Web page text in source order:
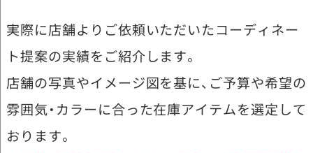
実際に店舗よりご依頼いただいたコーディネー
ト提案の実績をご紹介します。
店舗の写真やイメージ図を基に、ご予算や希望の
雰囲気・カラーに合った在庫アイテムを選定して
おります。